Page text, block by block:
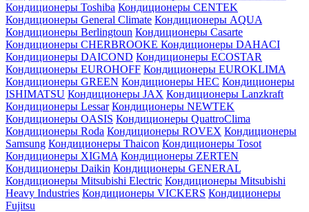
Кондиционеры Toshiba Кондиционеры CENTEK
Кондиционеры General Climate Кондиционеры AQUA
Кондиционеры Berlingtoun Кондиционеры Casarte
Кондиционеры CHERBROOKE Кондиционеры DAHACI
Кондиционеры DAICOND Кондиционеры ECOSTAR
Кондиционеры EUROHOFF Кондиционеры EUROKLIMA
Кондиционеры GREEN Кондиционеры HEC Кондиционеры
ISHIMATSU Кондиционеры JAX Кондиционеры Lanzkraft
Кондиционеры Lessar Кондиционеры NEWTEK
Кондиционеры OASIS Кондиционеры QuattroClima
Кондиционеры Roda Кондиционеры ROVEX Кондиционеры
Samsung Кондиционеры Thaicon Кондиционеры Tosot
Кондиционеры XIGMA Кондиционеры ZERTEN
Кондиционеры Daikin Кондиционеры GENERAL
Кондиционеры Mitsubishi Electric Кондиционеры Mitsubishi
Heavy Industries Кондиционеры VICKERS Кондиционеры
Fujitsu